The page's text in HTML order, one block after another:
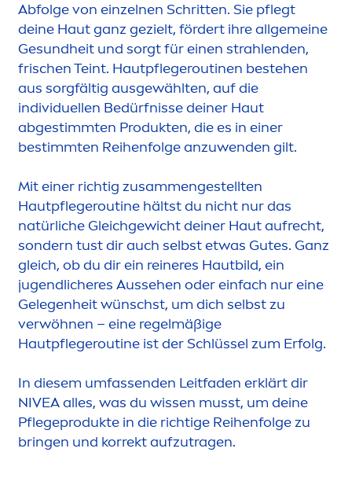
Abfolge von einzelnen Schritten. Sie pflegt
deine Haut ganz gezielt, fördert ihre allgemeine
Gesundheit und sorgt für einen strahlenden,
frischen Teint. Hautpflegeroutinen bestehen
aus sorgfältig ausgewählten, auf die
individuellen Bedürfnisse deiner Haut
abgestimmten Produkten, die es in einer
bestimmten Reihenfolge anzuwenden gilt.
Mit einer richtig zusammengestellten
Hautpflegeroutine hältst du nicht nur das
natürliche Gleichgewicht deiner Haut aufrecht,
sondern tust dir auch selbst etwas Gutes. Ganz
gleich, ob du dir ein reineres Hautbild, ein
jugendlicheres Aussehen oder einfach nur eine
Gelegenheit wünschst, um dich selbst zu
verwöhnen – eine regelmäßige
Hautpflegeroutine ist der Schlüssel zum Erfolg.
In diesem umfassenden Leitfaden erklärt dir
NIVEAalles, was du wissen musst, um deine
Pflegeprodukte in die richtige Reihenfolge zu
bringen und korrekt aufzutragen.